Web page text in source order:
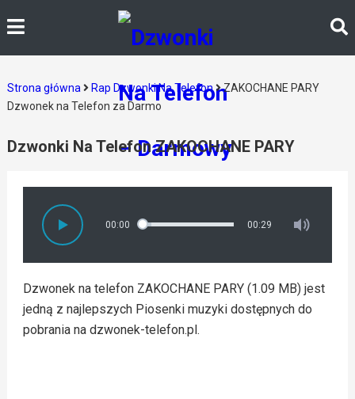
Strona główna Rap Dzwonki Na Telefon
ZAKOCHANE PARY
Dzwonek na Telefon za Darmo
Dzwonki Na Telefon ZAKOCHANE PARY
00:00 00:29
Dzwonek na telefon ZAKOCHANE PARY (1.09 MB) jest
jedną z najlepszych Piosenki muzyki dostępnych do
pobrania na dzwonek-telefon.pl.